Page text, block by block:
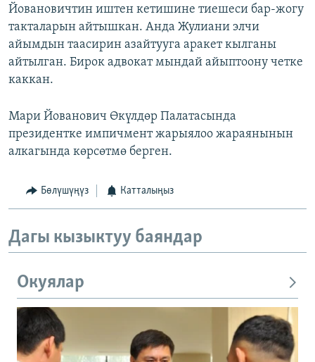
Йовановичтин иштен кетишине тиешеси бар-жогу
такталарын айтышкан. Анда Жулиани элчи
айымдын таасирин азайтууга аракет кылганы
айтылган. Бирок адвокат мындай айыптоону четке
каккан.
Мари Йованович Өкүлдөр Палатасында
президентке импичмент жарыялоо жараянынын
алкагында көрсөтмө берген.
Бөлүшүңүз Катталыңыз
Дагы кызыктуу баяндар
Окуялар